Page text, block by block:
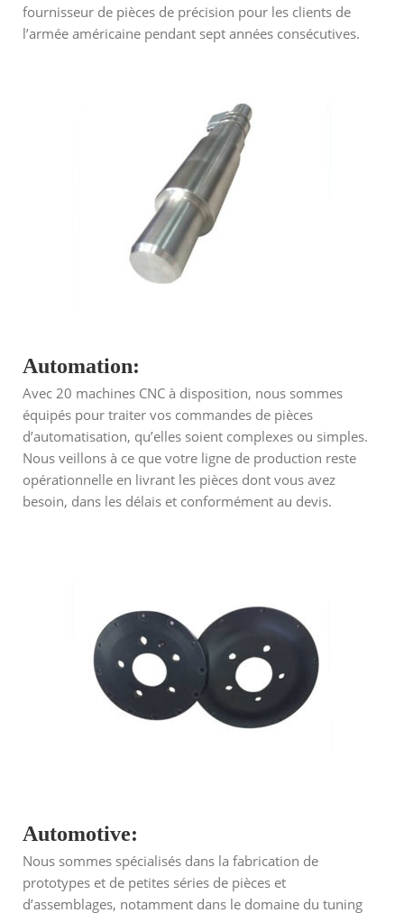
fournisseur de pièces de précision pour les clients de
l’armée américaine pendant sept années consécutives.
Automation:
Avec 20 machines CNC à disposition, nous sommes
équipés pour traiter vos commandes de pièces
d’automatisation, qu’elles soient complexes ou simples.
Nous veillons à ce que votre ligne de production reste
opérationnelle en livrant les pièces dont vous avez
besoin, dans les délais et conformément au devis.
Automotive:
Nous sommes spécialisés dans la fabrication de
prototypes et de petites séries de pièces et
d’assemblages, notamment dans le domaine du tuning